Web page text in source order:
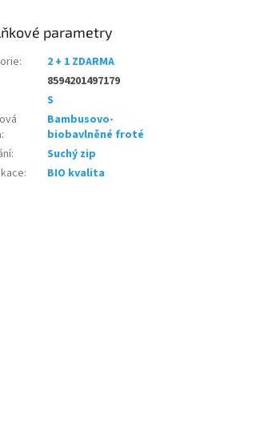
parametry
:
2 + 1 ZDARMA
8594201497179
S
:
Bambusovo-
biobavlněné froté
:
Suchý zip
: BIO kvalita